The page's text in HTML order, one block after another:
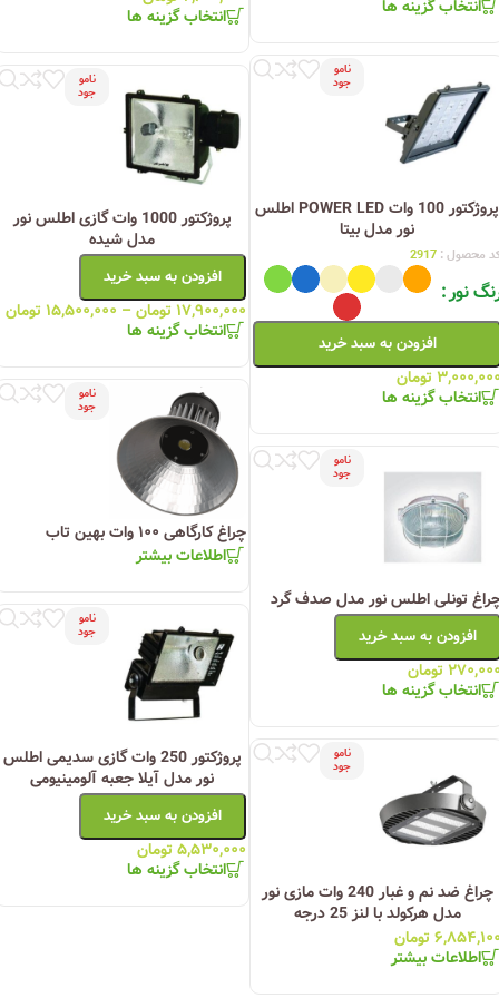
انتخاب گزینه ها انتخاب گزینه ها
نامو
جود
پروژکتور 100 وات POWER LED اطلس
نور مدل بیتا
محصول : 2917
نور
افزودن به سبد خرید
تومان
انتخاب گزینه ها
نامو
جود
پروژکتور 1000 وات گازی اطلس نور
مدل شیده
افزودن به سبد خرید
۱۷,۹۰۰,۰۰۰ تومان – ۱۵,۵۰۰,۰۰۰ تومان
انتخاب گزینه ها
نامو
جود
چراغ کارگاهی ۱۰۰ وات بهین تاب
اطلاعات بیشتر
نامو
جود
تونلی اطلس نور مدل صدف گرد
افزودن به سبد خرید
تومان
انتخاب گزینه ها
نامو
جود
پروژکتور 250 وات گازی سدیمی اطلس
نور مدل آیلا جعبه آلومینیومی
افزودن به سبد خرید
۵,۵۳۰,۰۰۰تومان
انتخاب گزینه ها
نامو
جود
چراغ ضد نم و غبار 240 وات مازی نور
مدل هرکولد با لنز 25 درجه
تومان
اطلاعات بیشتر